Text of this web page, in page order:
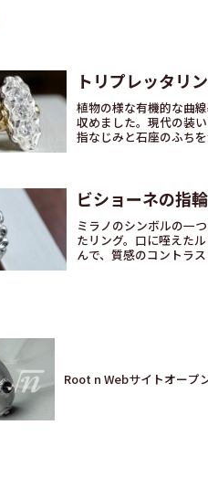
トリプレッタリ
植物の様な有機的な曲
収めました。現代の装
指なじみと石座のふち
ビショーネの指輪
ミラノのシンボルの一
たリング。口に咥えた
んで、質感のコントラ
Root n Webサイトオープ